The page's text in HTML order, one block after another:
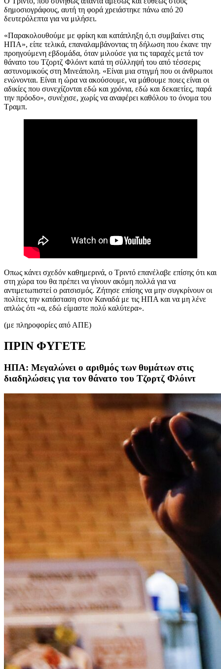
δημοσιογράφους, αυτή τη φορά χρειάστηκε πάνω από 20
δευτερόλεπτα για να μιλήσει.
«Παρακολουθούμε με φρίκη και κατάπληξη ό,τι συμβαίνει στις
ΗΠΑ», είπε τελικά, επαναλαμβάνοντας τη δήλωση που έκανε την
προηγούμενη εβδομάδα, όταν μιλούσε για τις ταραχές μετά τον
θάνατο του Τζορτζ Φλόιντ κατά τη σύλληψή του από τέσσερις
αστυνομικούς στη Μινεάπολη. «Είναι μια στιγμή που οι άνθρωποι
ενώνονται. Είναι η ώρα να ακούσουμε, να μάθουμε ποιες είναι οι
αδικίες που συνεχίζονται εδώ και χρόνια, εδώ και δεκαετίες, παρά
την πρόοδο», συνέχισε, χωρίς να αναφέρει καθόλου το όνομα του
Τραμπ.
Οπως κάνει σχεδόν καθημερινά, ο Τριντό επανέλαβε επίσης ότι και
στη χώρα του θα πρέπει να γίνουν ακόμη πολλά για να
αντιμετωπιστεί ο ρατσισμός. Ζήτησε επίσης να μην συγκρίνουν οι
πολίτες την κατάσταση στον Καναδά με τις ΗΠΑ και να μη λένε
απλώς ότι «α, εδώ είμαστε πολύ καλύτερα».
(με πληροφορίες από ΑΠΕ)
ΠΡΙΝ ΦΥΓΕΤΕ
ΗΠΑ: Μεγαλώνει ο αριθμός των θυμάτων στις
διαδηλώσεις για τον θάνατο του Τζορτζ Φλόιντ